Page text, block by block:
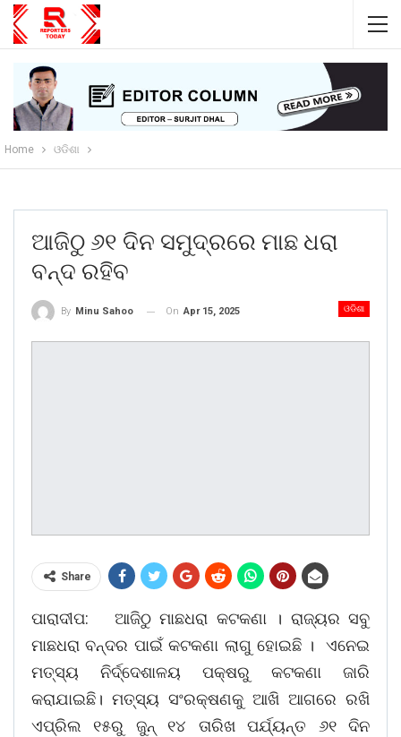
Home ଓଡିଶା
ଆଜିଠୁ ୬୧ ଦିନ ସମୁଦ୍ରରେ ମାଛ ଧରା
ବନ୍ଦ ରହିବ
ଓଡିଶା
By Minu Sahoo On Apr 15, 2025
Share
ପାରାଦୀପ: ଆଜିଠୁ ମାଛଧରା କଟକଣା । ରାଜ୍ୟର ସବୁ
ମାଛଧରା ବନ୍ଦର ପାଇଁ କଟକଣା ଲାଗୁ ହୋଇଛି । ଏନେଇ
ମତ୍ସ୍ୟ ନିର୍ଦ୍ଦେଶାଳୟ ପକ୍ଷରୁ କଟକଣା ଜାରି
କରାଯାଇଛି। ମତ୍ସ୍ୟ ସଂରକ୍ଷଣକୁ ଆଖି ଆଗରେ ରଖି
ଏପ୍ରିଲ ୧୫ରୁ ଜୁନ୍ ୧୪ ତାରିଖ ପର୍ଯ୍ୟନ୍ତ ୬୧ ଦିନ